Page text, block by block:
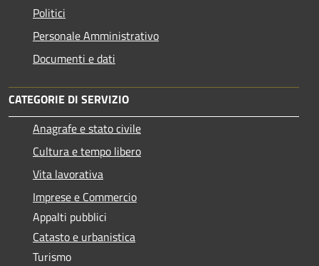
Politici
Personale Amministrativo
Documenti e dati
CATEGORIE DI SERVIZIO
Anagrafe e stato civile
Cultura e tempo libero
Vita lavorativa
Imprese e Commercio
Appalti pubblici
Catasto e urbanistica
Turismo